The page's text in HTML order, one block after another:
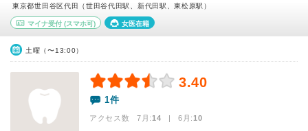
東京都世田谷区代田（世田谷代田駅、新代田駅、東松原駅）
マイナ受付 (スマホ可) 女医在籍
土曜（〜13:00）
3.40
1件
アクセス数 7月:14 | 6月:10